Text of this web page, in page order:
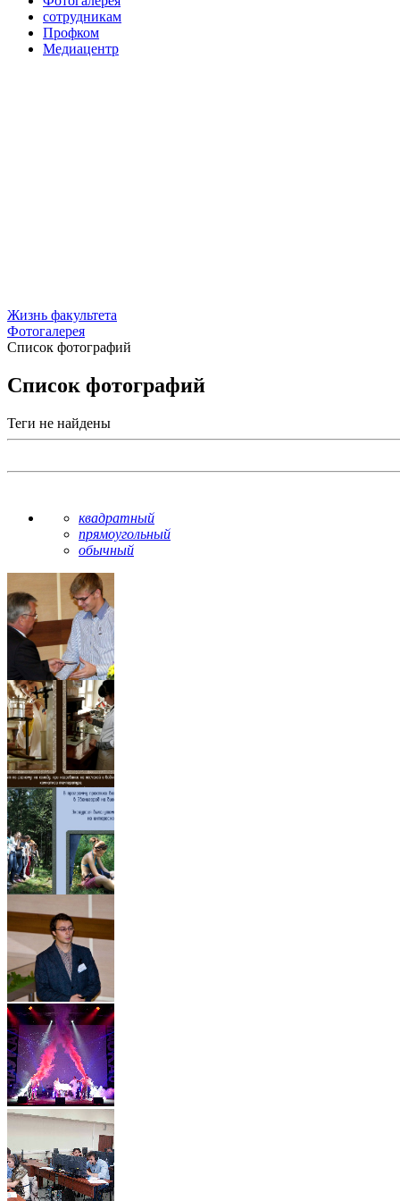
сотрудникам
Профком
Медиацентр
Жизнь факультета
Фотогалерея
Список фотографий
Список фотографий
Теги не найдены
квадратный
прямоугольный
обычный